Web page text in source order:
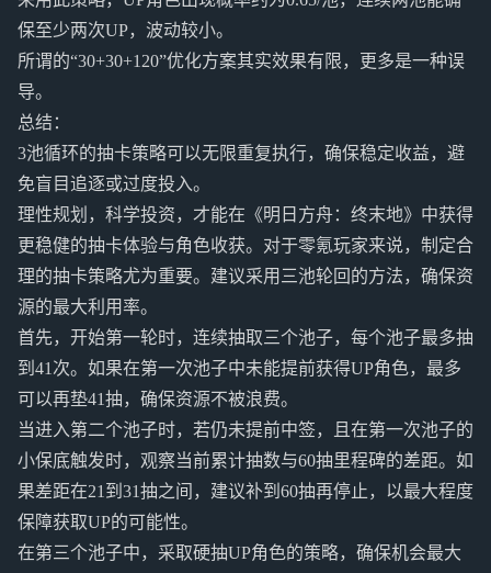
保至少两次UP，波动较小。
所谓的“30+30+120”优化方案其实效果有限，更多是一种误
导。
总结：
3池循环的抽卡策略可以无限重复执行，确保稳定收益，避
免盲目追逐或过度投入。
理性规划，科学投资，才能在《明日方舟：终末地》中获得
更稳健的抽卡体验与角色收获。对于零氪玩家来说，制定合
理的抽卡策略尤为重要。建议采用三池轮回的方法，确保资
源的最大利用率。
首先，开始第一轮时，连续抽取三个池子，每个池子最多抽
到41次。如果在第一次池子中未能提前获得UP角色，最多
可以再垫41抽，确保资源不被浪费。
当进入第二个池子时，若仍未提前中签，且在第一次池子的
小保底触发时，观察当前累计抽数与60抽里程碑的差距。如
果差距在21到31抽之间，建议补到60抽再停止，以最大程度
保障获取UP的可能性。
在第三个池子中，采取硬抽UP角色的策略，确保机会最大